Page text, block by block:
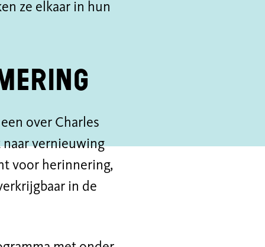
ze elkaar in hun
over Charles
naar vernieuwing
voor herinnering,
in de